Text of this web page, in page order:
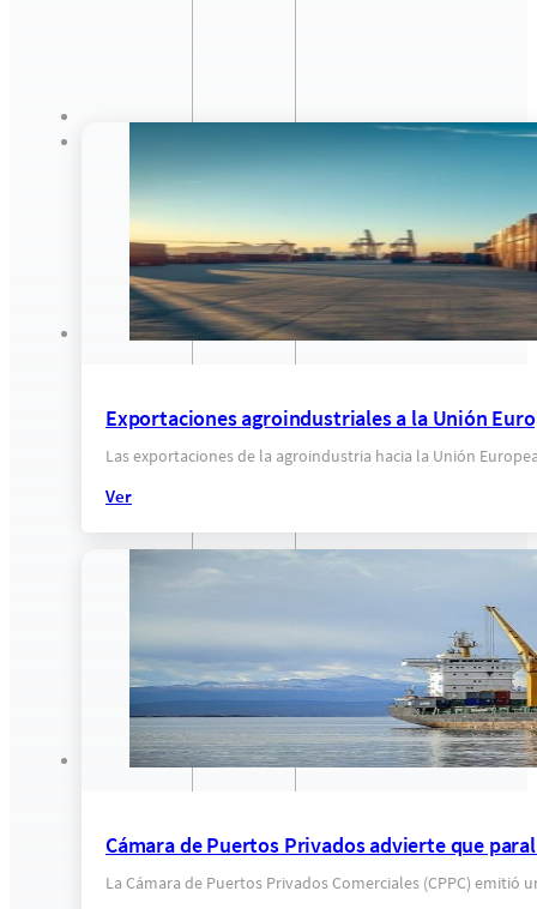
Exportaciones agroindustriales a la Unión
Las exportaciones de la agroindustria hacia la Unión
Ver
Cámara de Puertos Privados advierte que
La Cámara de Puertos Privados Comerciales (CPPC)